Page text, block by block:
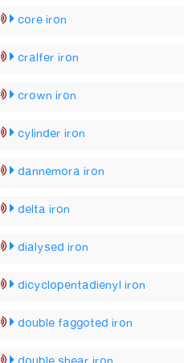
core iron
cralfer iron
crown iron
cylinder iron
dannemora iron
delta iron
dialysed iron
dicyclopentadienyl iron
double faggoted iron